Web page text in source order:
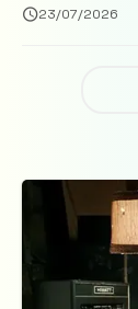
închisoare
23/07/2026